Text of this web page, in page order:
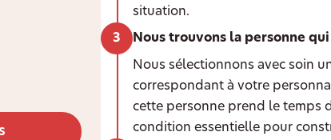
situation.
Nous trouvons la personne
Nous sélectionnons avec soin
correspondant à votre
cette personne prend le temps
condition essentielle pour